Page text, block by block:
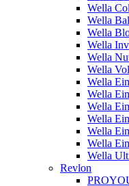
Wella
Wella
Wella
Wella
Wella
Wella
Wella
Wella
Wella
Wella
Wella
Wella
Wella
Revlon